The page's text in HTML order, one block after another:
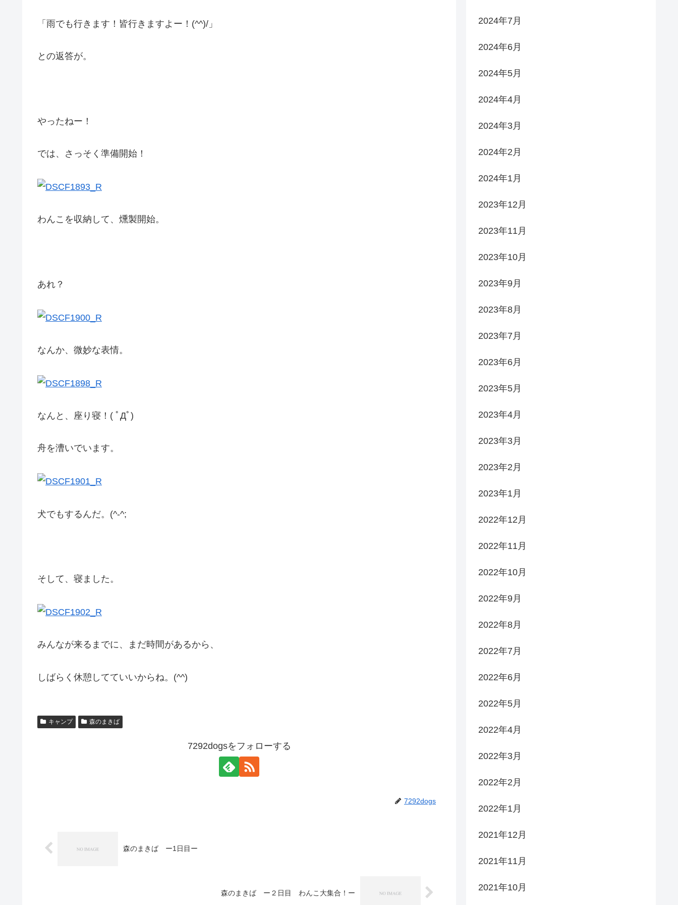
「雨でも行きます！皆行きますよー！(^^)/」
との返答が。
やったねー！
では、さっそく準備開始！
わんこを収納して、燻製開始。
あれ？
なんか、微妙な表情。
なんと、座り寝！( ﾟДﾟ)
舟を漕いでいます。
犬でもするんだ。(^-^;
そして、寝ました。
みんなが来るまでに、まだ時間があるから、
しばらく休憩してていいからね。(^^)
キャンプ 森のまきば
7292dogsをフォローする
7292dogs
森のまきば ー1日目ー
森のまきば ー２日目 わんこ大集合！ー
2024年7月
2024年6月
2024年5月
2024年4月
2024年3月
2024年2月
2024年1月
2023年12月
2023年11月
2023年10月
2023年9月
2023年8月
2023年7月
2023年6月
2023年5月
2023年4月
2023年3月
2023年2月
2023年1月
2022年12月
2022年11月
2022年10月
2022年9月
2022年8月
2022年7月
2022年6月
2022年5月
2022年4月
2022年3月
2022年2月
2022年1月
2021年12月
2021年11月
2021年10月